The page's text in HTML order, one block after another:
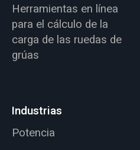
Herramientas en línea
para el cálculo de la
carga de las ruedas de
grúas
Industrias
Potencia